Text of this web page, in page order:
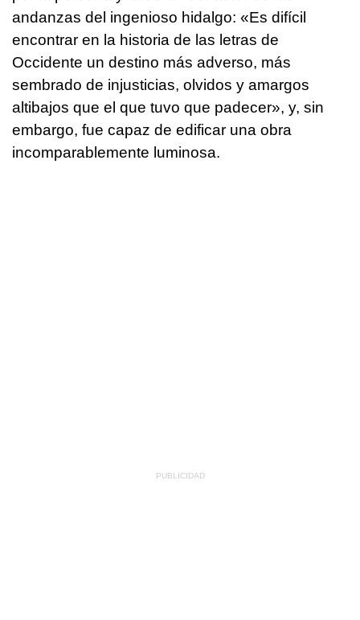
andanzas del ingenioso hidalgo: «Es difícil
encontrar en la historia de las letras de
Occidente un destino más adverso, más
sembrado de injusticias, olvidos y amargos
altibajos que el que tuvo que padecer», y, sin
embargo, fue capaz de edificar una obra
incomparablemente luminosa.